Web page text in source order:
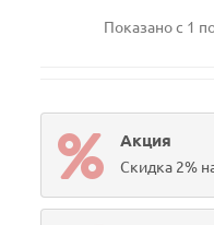
Показано с 1
Акция
Скидка 2%